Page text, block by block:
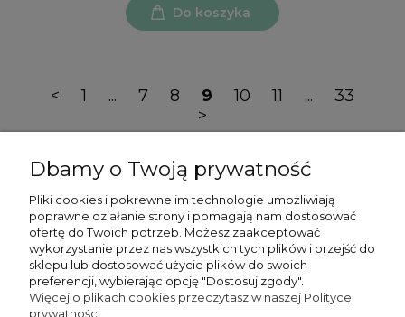
Do koszyka
< 1 ... 7 8 9 10 11 ...
33
>
Moje konto
Płatności i dostawa
Dbamy o Twoją prywatność
Pliki cookies i pokrewne im technologie umożliwiają
poprawne działanie strony i pomagają nam dostosować
ofertę do Twoich potrzeb. Możesz zaakceptować
wykorzystanie przez nas wszystkich tych plików i przejść do
sklepu lub dostosować użycie plików do swoich
preferencji, wybierając opcję "Dostosuj zgody".
Więcej o plikach cookies przeczytasz w naszej Polityce
prywatności.